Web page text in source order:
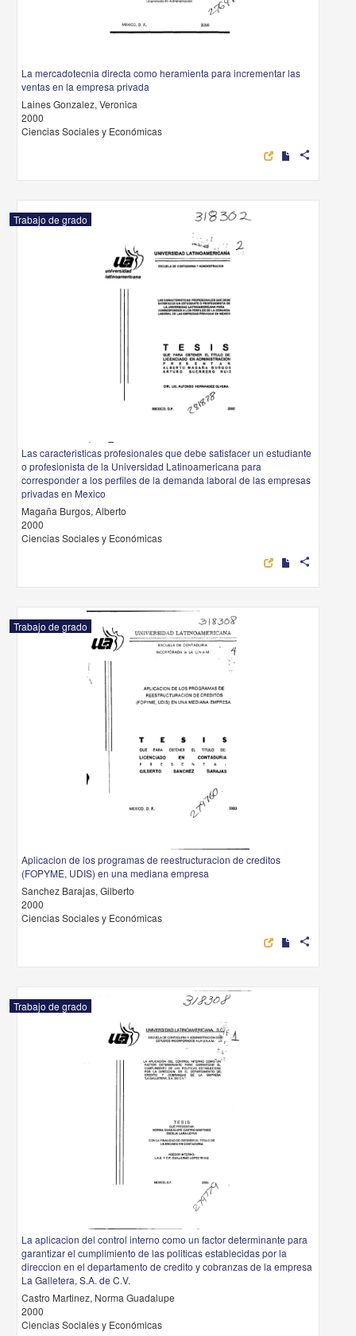
La mercadotecnia directa como heramienta para incrementar las
ventas en la empresa privada
Laines Gonzalez, Veronica
2000
Ciencias Sociales y Económicas
share
Trabajo de grado
Las caracteristicas profesionales que debe satisfacer un estudiante
o profesionista de la Universidad Latinoamericana para
corresponder a los perfiles de la demanda laboral de las empresas
privadas en Mexico
Magaña Burgos, Alberto
2000
Ciencias Sociales y Económicas
share
Trabajo de grado
Aplicacion de los programas de reestructuracion de creditos
(FOPYME, UDIS) en una mediana empresa
Sanchez Barajas, Gilberto
2000
Ciencias Sociales y Económicas
share
Trabajo de grado
La aplicacion del control interno como un factor determinante para
garantizar el cumplimiento de las politicas establecidas por la
direccion en el departamento de credito y cobranzas de la empresa
La Galletera, S.A. de C.V.
Castro Martinez, Norma Guadalupe
2000
Ciencias Sociales y Económicas